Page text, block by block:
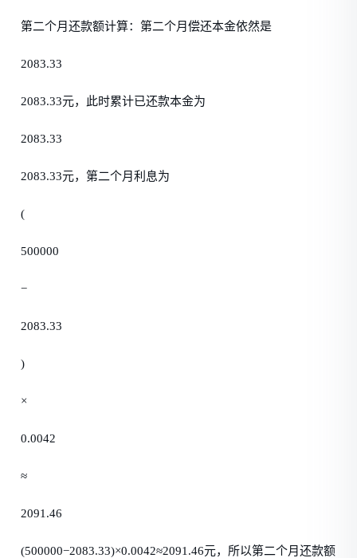
第二个月还款额计算：第二个月偿还本金依然是
2083.33
2083.33元，此时累计已还款本金为
2083.33
2083.33元，第二个月利息为
(
500000
−
2083.33
)
×
0.0042
≈
2091.46
(500000−2083.33)×0.0042≈2091.46元，所以第二个月还款额